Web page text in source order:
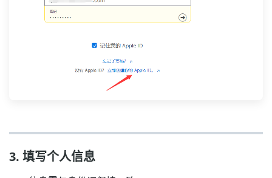
3. 填写个人信息